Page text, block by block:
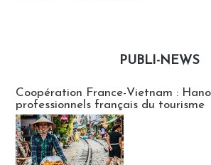
PUBLI-NEWS
Coopération France-Vietnam :
professionnels français du tourisme